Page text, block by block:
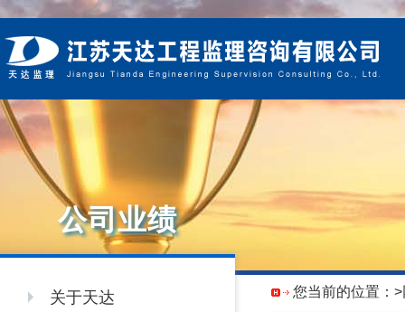
公司业绩
关于天达 您当前的位置： >